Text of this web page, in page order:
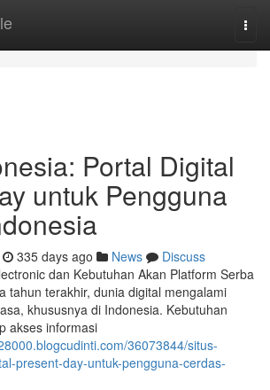
Portal Digital
untuk Pengguna
335 days ago News
Discuss
dan Kebutuhan Akan Platform Serba
tahun terakhir, dunia digital mengalami
khususnya di Indonesia. Kebutuhan
akses informasi
36073844/situs-
present-day-untuk-pengguna-cerdas-